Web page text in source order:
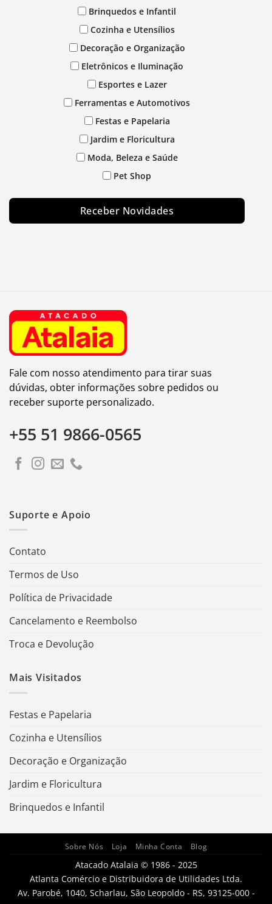
Brinquedos e Infantil
Cozinha e Utensílios
Decoração e Organização
Eletrônicos e Iluminação
Esportes e Lazer
Ferramentas e Automotivos
Festas e Papelaria
Jardim e Floricultura
Moda, Beleza e Saúde
Pet Shop
Receber Novidades
Fale com nosso atendimento para tirar suas
dúvidas, obter informações sobre pedidos ou
receber suporte personalizado.
+55 51 9866-0565
Suporte e Apoio
Contato
Termos de Uso
Política de Privacidade
Cancelamento e Reembolso
Troca e Devolução
Mais Visitados
Festas e Papelaria
Cozinha e Utensílios
Decoração e Organização
Jardim e Floricultura
Brinquedos e Infantil
Sobre Nós Loja Minha Conta Blog
Atacado Atalaia © 1986 - 2025
Atlanta Comércio e Distribuidora de Utilidades Ltda.
Av. Parobé, 1040, Scharlau, São Leopoldo - RS, 93125-000 -